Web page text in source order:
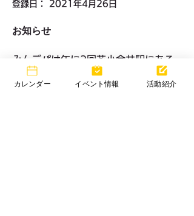
登録日： 2021年4月26日
お知らせ
みんデパは年に2回花小金井駅にある
東部公園で開催しています！
不定期で花小金井駅前で「夜市」も！
カレンダー イベント情報 活動紹介